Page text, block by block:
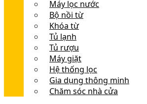
Máy lọc nước
Bộ nồi từ
Khóa từ
Tủ lạnh
Tủ rượu
Máy giặt
Hệ thống lọc
Gia dụng thông minh
Chăm sóc nhà cửa